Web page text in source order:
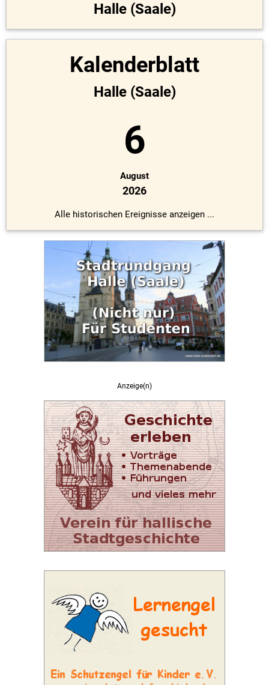
Halle (Saale)
Kalenderblatt
Halle (Saale)
6
August
2026
Alle historischen Ereignisse anzeigen ...
Anzeige(n)